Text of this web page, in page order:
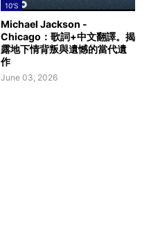
10'S
Michael Jackson -
Chicago：歌詞+中文翻譯。揭
露地下情背叛與遺憾的當代遺
作
June 03, 2026